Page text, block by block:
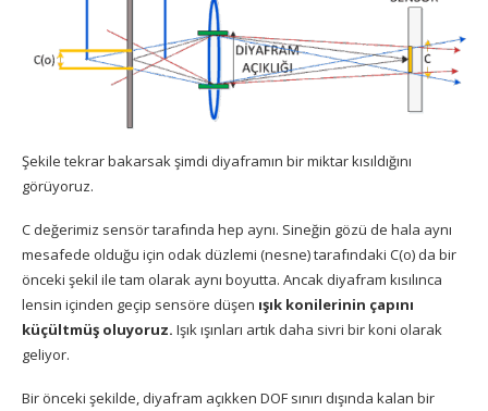
Şekile tekrar bakarsak şimdi diyaframın bir miktar kısıldığını
görüyoruz.
C değerimiz sensör tarafında hep aynı. Sineğin gözü de hala aynı
mesafede olduğu için odak düzlemi (nesne) tarafındaki C(o) da bir
önceki şekil ile tam olarak aynı boyutta. Ancak diyafram kısılınca
lensin içinden geçip sensöre düşen ışık konilerinin çapını
küçültmüş oluyoruz. Işık ışınları artık daha sivri bir koni olarak
geliyor.
Bir önceki şekilde, diyafram açıkken DOF sınırı dışında kalan bir